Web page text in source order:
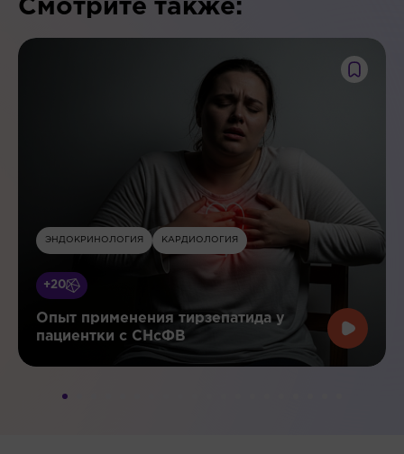
Смотрите также:
ЭНДОКРИНОЛОГИЯ КАРДИОЛОГИЯ
+20
Опыт применения тирзепатида у
пациентки с СНсФВ